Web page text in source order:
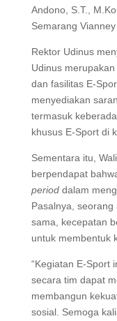
Andono, S.T.,
Semarang
Rektor Udinus
Udinus
dan fasilitas E-
menyediakan
termasuk
khusus E-Sport di
Sementara itu,
berpendapat
perioddalam
Pasalnya,
sama, kecepatan
untuk membentuk
“Kegiatan E-Sport
secara tim dapat
membangun
sosial. Semoga